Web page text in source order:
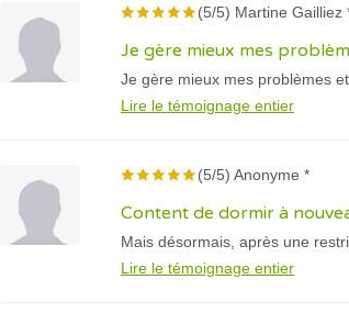
(5/5) Martine Gailliez
Je gère mieux mes
Je gère mieux mes problèmes
Lire le témoignage entier
(5/5) Anonyme *
Content de dormir à
Mais désormais, après une
Lire le témoignage entier